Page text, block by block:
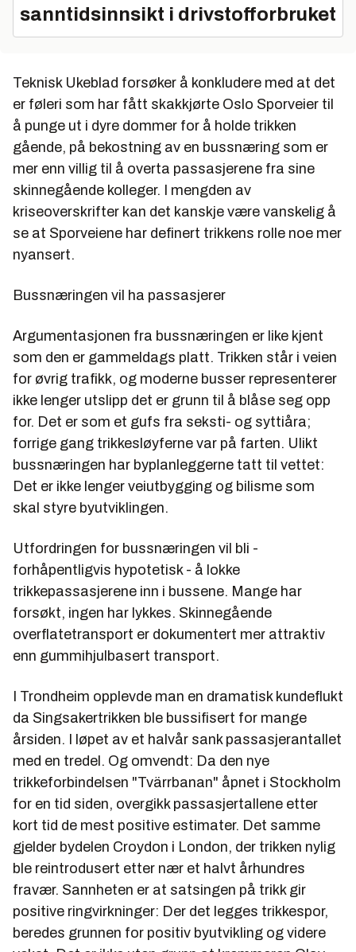
sanntidsinnsikt i drivstofforbruket
Teknisk Ukeblad forsøker å konkludere med at det
er føleri som har fått skakkjørte Oslo Sporveier til
å punge ut i dyre dommer for å holde trikken
gående, på bekostning av en bussnæring som er
mer enn villig til å overta passasjerene fra sine
skinnegående kolleger. I mengden av
kriseoverskrifter kan det kanskje være vanskelig å
se at Sporveiene har definert trikkens rolle noe mer
nyansert.
Bussnæringen vil ha passasjerer
Argumentasjonen fra bussnæringen er like kjent
som den er gammeldags platt. Trikken står i veien
for øvrig trafikk, og moderne busser representerer
ikke lenger utslipp det er grunn til å blåse seg opp
for. Det er som et gufs fra seksti- og syttiåra;
forrige gang trikkesløyferne var på farten. Ulikt
bussnæringen har byplanleggerne tatt til vettet:
Det er ikke lenger veiutbygging og bilisme som
skal styre byutviklingen.
Utfordringen for bussnæringen vil bli -
forhåpentligvis hypotetisk - å lokke
trikkepassasjerene inn i bussene. Mange har
forsøkt, ingen har lykkes. Skinnegående
overflatetransport er dokumentert mer attraktiv
enn gummihjulbasert transport.
I Trondheim opplevde man en dramatisk kundeflukt
da Singsakertrikken ble bussifisert for mange
årsiden. I løpet av et halvår sank passasjerantallet
med en tredel. Og omvendt: Da den nye
trikkeforbindelsen "Tvärrbanan" åpnet i Stockholm
for en tid siden, overgikk passasjertallene etter
kort tid de mest positive estimater. Det samme
gjelder bydelen Croydon i London, der trikken nylig
ble reintrodusert etter nær et halvt århundres
fravær. Sannheten er at satsingen på trikk gir
positive ringvirkninger: Der det legges trikkespor,
beredes grunnen for positiv byutvikling og videre